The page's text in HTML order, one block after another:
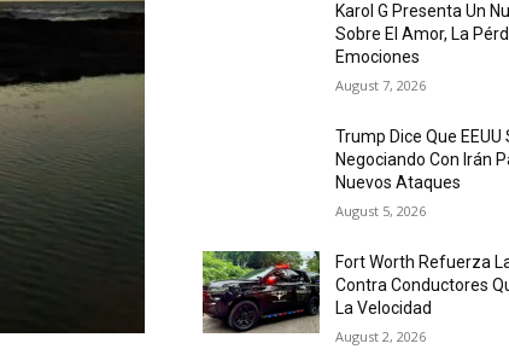
Karol G Presenta Un
Sobre El Amor, La
Emociones
August 7, 2026
Trump Dice Que EEUU
Negociando Con Irán
Nuevos Ataques
August 5, 2026
Fort Worth Refuerza
Contra Conductores
La Velocidad
August 2, 2026